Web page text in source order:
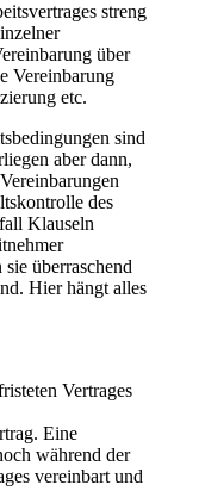
streng
über
Vereinbarung
etc.
sind
aber dann,
des
Klauseln
überraschend
Hier hängt alles
Vertrages
Eine
während der
vereinbart und